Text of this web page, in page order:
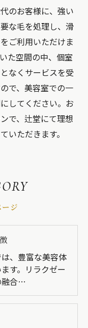
のお客様に、強い
な毛を処理し、滑
ご利用いただけま
た空間の中、個室
なくサービスを受
で、美容室での一
してください。お
で、辻堂にて理想
いただきます。
ージ
、豊富な美容体
す。リラクゼー
融合…